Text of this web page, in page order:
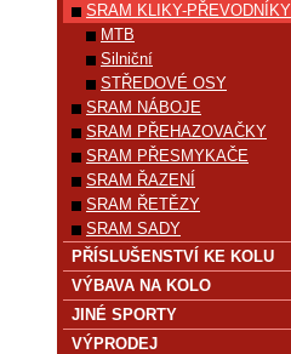
SRAM KLIKY-PŘEVODNÍKY
MTB
Silniční
STŘEDOVÉ OSY
SRAM NÁBOJE
SRAM PŘEHAZOVAČKY
SRAM PŘESMYKAČE
SRAM ŘAZENÍ
SRAM ŘETĚZY
SRAM SADY
PŘÍSLUŠENSTVÍ KE KOLU
VÝBAVA NA KOLO
JINÉ SPORTY
VÝPRODEJ